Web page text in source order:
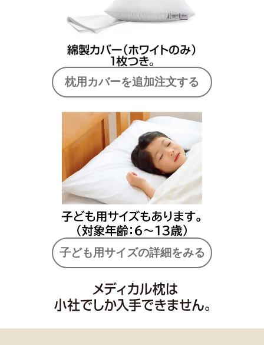
枕用カバーを追加注文する
子ども用サイズの詳細をみる